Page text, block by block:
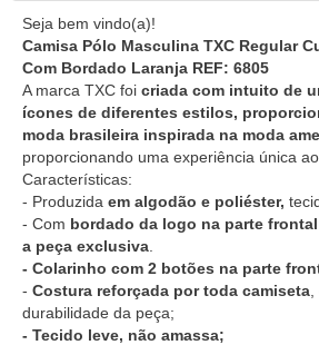
Seja bem vindo(a)!
Camisa Pólo Masculina TXC Regular
Com Bordado Laranja REF: 6805
A marca TXC foi criada com intuito de
ícones de diferentes estilos,
moda brasileira inspirada na moda
proporcionando uma experiência única
Características:
- Produzida em algodão e poliéster,
- Com bordado da logo na parte
a peça exclusiva
- Colarinho com 2 botões na parte
- Costura reforçada por toda camiseta
durabilidade da peça;
- Tecido leve, não amassa;